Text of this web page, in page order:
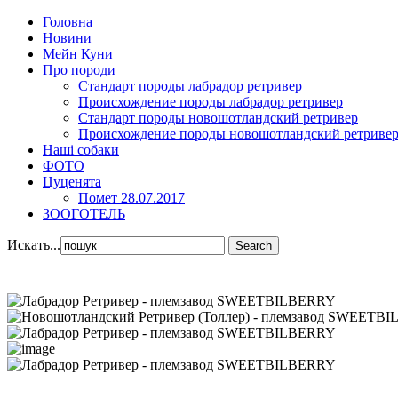
Головна
Новини
Мейн Куни
Про породи
Стандарт породы лабрадор ретривер
Происхождение породы лабрадор ретривер
Стандарт породы новошотландский ретривер
Происхождение породы новошотландский ретривер
Наші собаки
ФОТО
Цуценята
Помет 28.07.2017
ЗООГОТЕЛЬ
Искать...